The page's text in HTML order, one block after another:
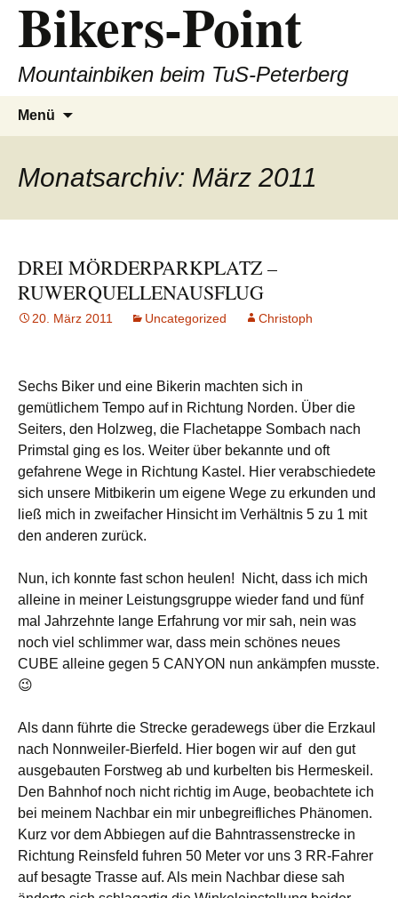
Zum
Inhalt
springen
Bikers-Point
Mountainbiken beim TuS-Peterberg
Menü
Monatsarchiv: März 2011
DREI MÖRDERPARKPLATZ –
RUWERQUELLENAUSFLUG
20. März 2011 Uncategorized Christoph
Sechs Biker und eine Bikerin machten sich in
gemütlichem Tempo auf in Richtung Norden. Über die
Seiters, den Holzweg, die Flachetappe Sombach nach
Primstal ging es los. Weiter über bekannte und oft
gefahrene Wege in Richtung Kastel. Hier verabschiedete
sich unsere Mitbikerin um eigene Wege zu erkunden und
ließ mich in zweifacher Hinsicht im Verhältnis 5 zu 1 mit
den anderen zurück.
Nun, ich konnte fast schon heulen!
Nicht, dass ich mich
alleine in meiner Leistungsgruppe wieder fand und fünf
mal Jahrzehnte lange Erfahrung vor mir sah, nein was
noch viel schlimmer war, dass mein schönes neues
CUBE alleine gegen 5 CANYON nun ankämpfen musste.
😉
Als dann führte die Strecke geradewegs über die Erzkaul
nach Nonnweiler-Bierfeld. Hier bogen wir auf den gut
ausgebauten Forstweg ab und kurbelten bis Hermeskeil.
Den Bahnhof noch nicht richtig im Auge, beobachtete ich
bei meinem Nachbar ein mir unbegreifliches Phänomen.
Kurz vor dem Abbiegen auf die Bahntrassenstrecke in
Richtung Reinsfeld fuhren 50 Meter vor uns 3 RR-Fahrer
auf besagte Trasse auf. Als mein Nachbar diese sah